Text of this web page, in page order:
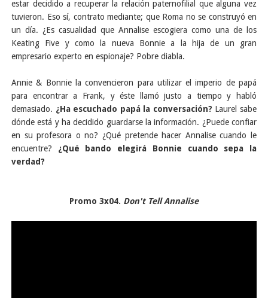
estar decidido a recuperar la relación paternofilial que alguna vez
tuvieron. Eso sí, contrato mediante; que Roma no se construyó en
un día. ¿Es casualidad que Annalise escogiera como una de los
Keating Five y como la nueva Bonnie a la hija de un gran
empresario experto en espionaje? Pobre diabla.
Annie & Bonnie la convencieron para utilizar el imperio de papá
para encontrar a Frank, y éste llamó justo a tiempo y habló
demasiado. ¿Ha escuchado papá la conversación? Laurel sabe
dónde está y ha decidido guardarse la información. ¿Puede confiar
en su profesora o no? ¿Qué pretende hacer Annalise cuando le
encuentre? ¿Qué bando elegirá Bonnie cuando sepa la
verdad?
Promo 3x04. Don't Tell Annalise